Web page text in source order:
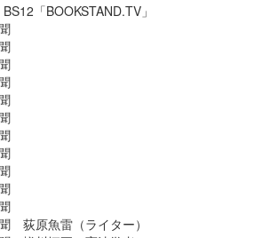
BS12「BOOKSTAND.TV」
荻原魚雷（ライター）